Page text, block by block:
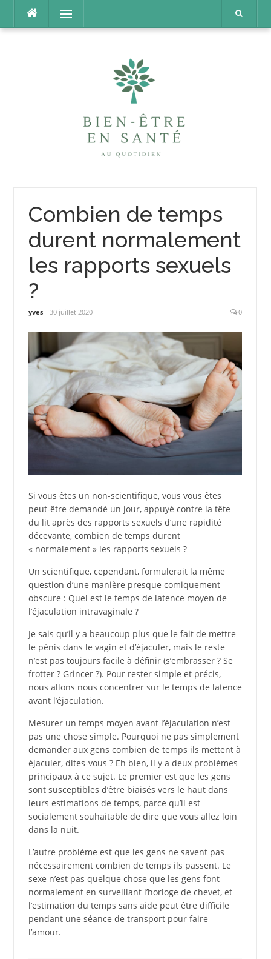
contenu
Menu
Combien de temps
durent normalement
les rapports sexuels
?
yves 30 juillet 2020 0
Si vous êtes un non-scientifique, vous vous êtes
peut-être demandé un jour, appuyé contre la tête
du lit après des rapports sexuels d’une rapidité
décevante, combien de temps durent
« normalement » les rapports sexuels ?
Un scientifique, cependant, formulerait la même
question d’une manière presque comiquement
obscure : Quel est le temps de latence moyen de
l’éjaculation intravaginale ?
Je sais qu’il y a beaucoup plus que le fait de mettre
le pénis dans le vagin et d’éjaculer, mais le reste
n’est pas toujours facile à définir (s’embrasser ? Se
frotter ? Grincer ?). Pour rester simple et précis,
nous allons nous concentrer sur le temps de latence
avant l’éjaculation.
Mesurer un temps moyen avant l’éjaculation n’est
pas une chose simple. Pourquoi ne pas simplement
demander aux gens combien de temps ils mettent à
éjaculer, dites-vous ? Eh bien, il y a deux problèmes
principaux à ce sujet. Le premier est que les gens
sont susceptibles d’être biaisés vers le haut dans
leurs estimations de temps, parce qu’il est
socialement souhaitable de dire que vous allez loin
dans la nuit.
L’autre problème est que les gens ne savent pas
nécessairement combien de temps ils passent. Le
sexe n’est pas quelque chose que les gens font
normalement en surveillant l’horloge de chevet, et
l’estimation du temps sans aide peut être difficile
pendant une séance de transport pour faire
l’amour.